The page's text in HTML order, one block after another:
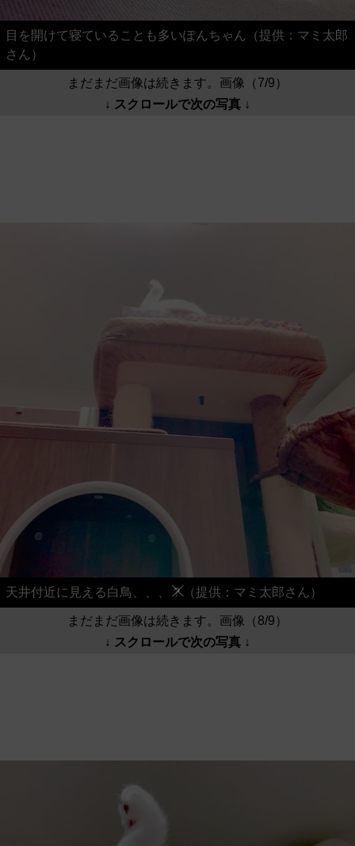
目を開けて寝ていることも多いぽんちゃん（提供：マミ太郎
さん）
まだまだ画像は続きます。画像（7/9）
↓ スクロールで次の写真 ↓
天井付近に見える白鳥、、、？（提供：マミ太郎さん）
まだまだ画像は続きます。画像（8/9）
↓ スクロールで次の写真 ↓